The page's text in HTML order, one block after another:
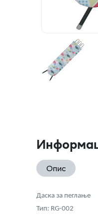
Опис
Даска за пеглање
Тип: RG-002